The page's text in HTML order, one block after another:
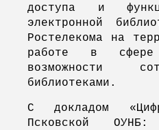
доступа и
электронной
Ростелекома на
работе в сфере
возможности
библиотеками.
С докладом
Псковской